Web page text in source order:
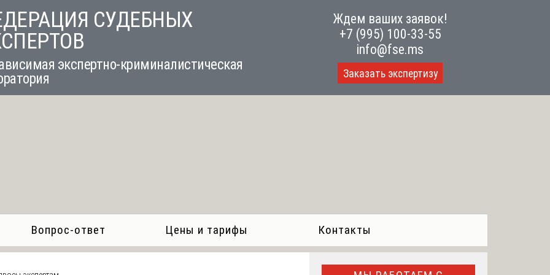
СУДЕБНЫХ
экспертно-криминалистическая
Ждем ваших заявок!
+7 (995) 100-33-55
info@fse.ms
Заказать экспертизу
Вопрос-ответ Цены и тарифы Контакты